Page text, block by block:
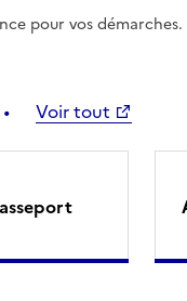
pour vos
Voir tout